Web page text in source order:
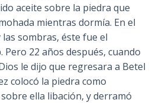
aceite sobre la piedra que
mientras dormía. En el
sombras, éste fue el
Pero 22 años después, cuando
le dijo que regresara a Betel
colocó la piedra como
ella libación, y derramó